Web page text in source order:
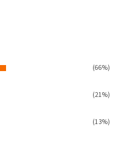
(66%)
(21%)
(13%)